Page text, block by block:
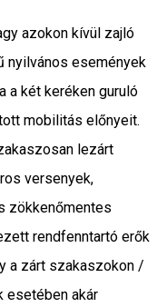
azokon kívül zajló
nyilvános események
a két keréken guruló
mobilitás előnyeit.
lezárt
versenyek,
zökkenőmentes
rendfenntartó erők
a zárt szakaszokon /
esetében akár